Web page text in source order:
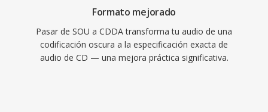
Formato mejorado
Pasar de SOU a CDDA transforma tu audio de una
codificación oscura a la especificación exacta de
audio de CD — una mejora práctica significativa.